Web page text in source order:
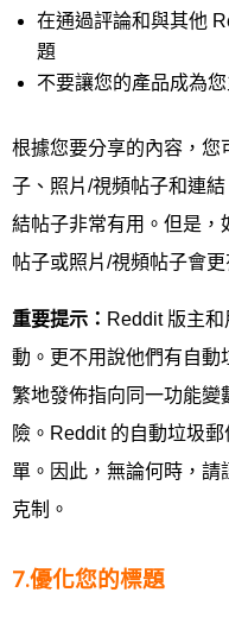
在通過評論和與其他
題
不要讓您的產品成為
根據您要分享的內容，您
子、照片/視頻帖子和連
結帖子非常有用。但是，
帖子或照片/視頻帖子會更
重要提示： Reddit 版主
動。更不用說他們有自動
繁地發佈指向同一功能變
險。Reddit 的自動垃圾
單。因此，無論何時，
克制。
7.優化您的標題